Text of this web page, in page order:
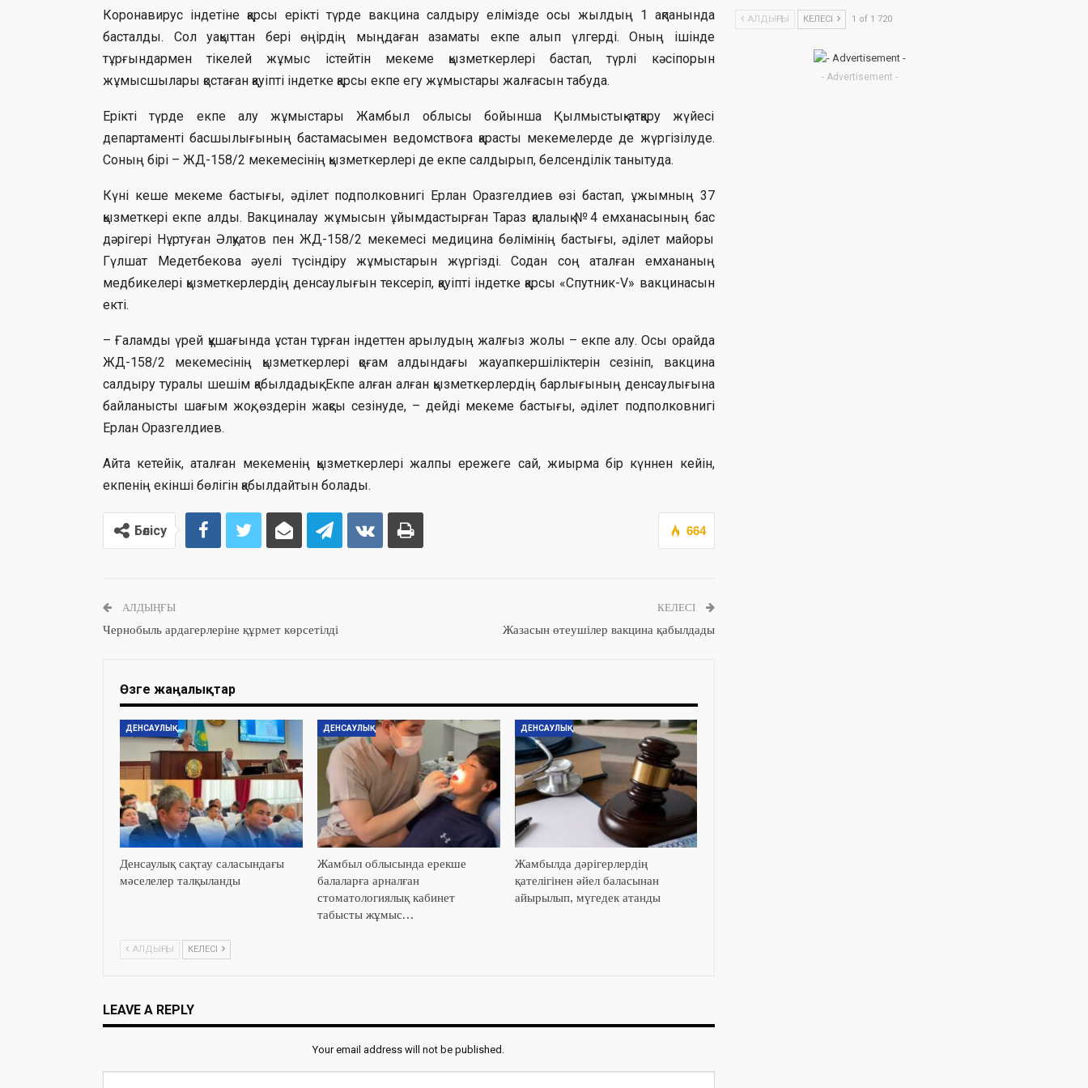
Коронавирус індетіне қарсы ерікті түрде вакцина салдыру елімізде осы жылдың 1 ақпанында
басталды. Сол уақыттан бері өңірдің мыңдаған азаматы екпе алып үлгерді. Оның ішінде
тұрғындармен тікелей жұмыс істейтін мекеме қызметкерлері бастап, түрлі кәсіпорын
жұмысшылары қостаған қауіпті індетке қарсы екпе егу жұмыстары жалғасын табуда.
Ерікті түрде екпе алу жұмыстары Жамбыл облысы бойынша Қылмыстық-атқару жүйесі
департаменті басшылығының бастамасымен ведомствоға қарасты мекемелерде де жүргізілуде.
Соның бірі – ЖД-158/2 мекемесінің қызметкерлері де екпе салдырып, белсенділік танытуда.
Күні кеше мекеме бастығы, әділет подполковнигі Ерлан Оразгелдиев өзі бастап, ұжымның 37
қызметкері екпе алды. Вакциналау жұмысын ұйымдастырған Тараз қалалық №4 емханасының бас
дәрігері Нұртуған Әлқуатов пен ЖД-158/2 мекемесі медицина бөлімінің бастығы, әділет майоры
Гүлшат Медетбекова әуелі түсіндіру жұмыстарын жүргізді. Содан соң аталған емхананың
медбикелері қызметкерлердің денсаулығын тексеріп, қауіпті індетке қарсы «Спутник-V» вакцинасын
екті.
– Ғаламды үрей құшағында ұстан тұрған індеттен арылудың жалғыз жолы – екпе алу. Осы орайда
ЖД-158/2 мекемесінің қызметкерлері қоғам алдындағы жауапкершіліктерін сезініп, вакцина
салдыру туралы шешім қабылдадық. Екпе алған алған қызметкерлердің барлығының денсаулығына
байланысты шағым жоқ, өздерін жақсы сезінуде, – дейді мекеме бастығы, әділет подполковнигі
Ерлан Оразгелдиев.
Айта кетейік, аталған мекеменің қызметкерлері жалпы ережеге сай, жиырма бір күннен кейін,
екпенің екінші бөлігін қабылдайтын болады.
664
Бөлісу
АЛДЫҢҒЫ
Чернобыль ардагерлеріне құрмет көрсетілді
КЕЛЕСІ
Жазасын өтеушілер вакцина қабылдады
Өзге жаңалықтар
ДЕНСАУЛЫҚ
Денсаулық сақтау саласындағы
мәселелер талқыланды
ДЕНСАУЛЫҚ
Жамбыл облысында ерекше
балаларға арналған
стоматологиялық кабинет
табысты жұмыс…
ДЕНСАУЛЫҚ
Жамбылда дәрігерлердің
қателігінен әйел баласынан
айырылып, мүгедек атанды
АЛДЫҢҒЫ КЕЛЕСІ
LEAVE A REPLY
Your email address will not be published.
АЛДЫҢҒЫ КЕЛЕСІ 1 of 1 720
- Advertisement -